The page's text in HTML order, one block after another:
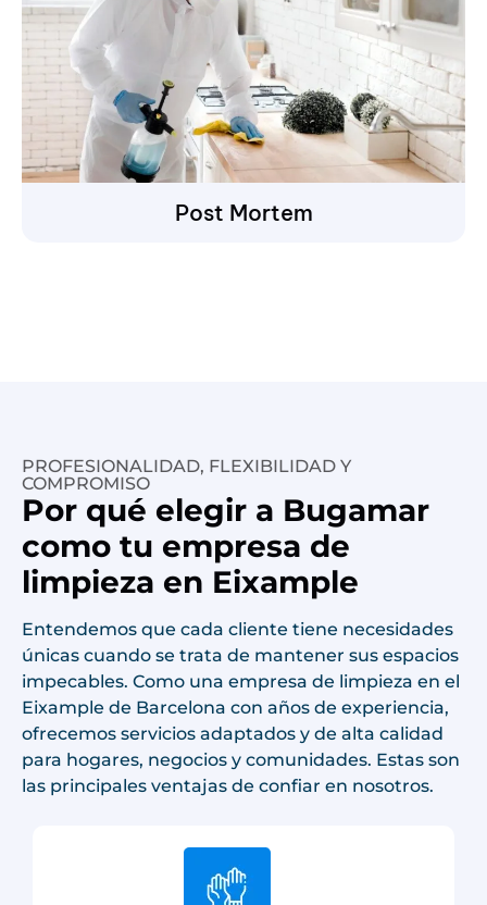
Post Mortem
PROFESIONALIDAD, FLEXIBILIDAD Y
COMPROMISO
Por qué elegir a Bugamar
como tu empresa de
limpieza en Eixample
Entendemos que cada cliente tiene necesidades
únicas cuando se trata de mantener sus espacios
impecables. Como una empresa de limpieza en el
Eixample de Barcelona con años de experiencia,
ofrecemos servicios adaptados y de alta calidad
para hogares, negocios y comunidades. Estas son
las principales ventajas de confiar en nosotros.